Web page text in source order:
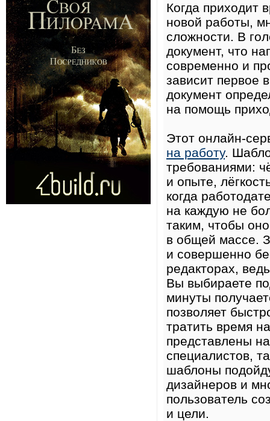
Когда приходит
новой работы,
сложности. В
документ, что
современно и
зависит первое
документ
на помощь
Этот онлайн-
на работу.
требованиями:
и опыте,
когда
на каждую не
таким, чтобы
в общей массе.
и совершенно
редакторах,
Вы выбираете
минуты
позволяет
тратить время
представлены
специалистов,
шаблоны
дизайнеров и
пользователь
и цели.